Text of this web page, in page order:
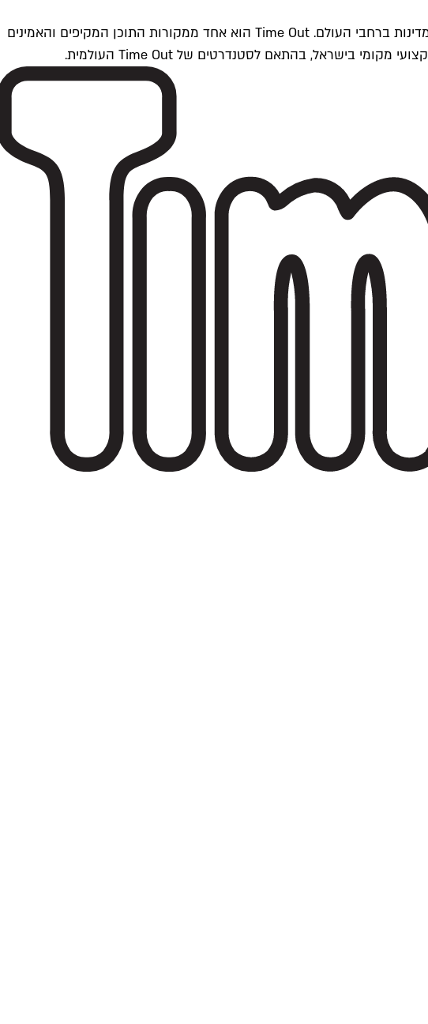
Time Outתל אביב הוא חלק מרשת Time Out Global — רשת מדיה בינלאומית הפועלת ב-360 ערים מרכזיות וב-60 מדינות ברחבי העולם. Time Out הוא אחד ממקורות התוכן המקיפים והאמינים